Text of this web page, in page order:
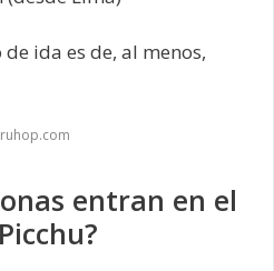
ida es de, al menos,
entran en el